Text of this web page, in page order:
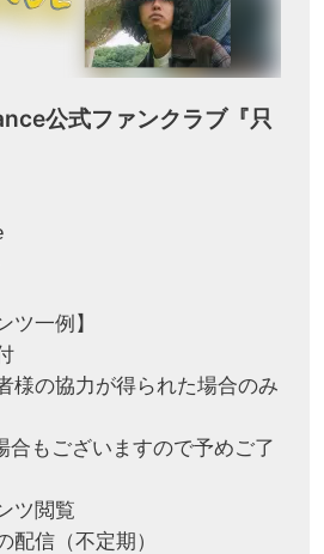
公式ファンクラブ『只
ツ一例】
様の協力が得られた場合のみ
もございますので予めご了
ツ閲覧
配信（不定期）